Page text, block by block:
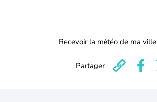
Recevoir la météo de ma ville
Partager